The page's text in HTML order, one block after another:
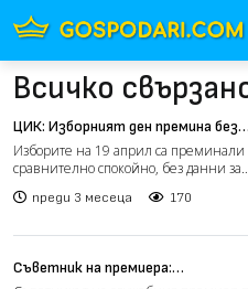
Всичко
ЦИК: Изборният ден премина без
съществени нарушения (видео)
Изборите на 19 април са преминали
сравнително спокойно, без данни за
преди 3 месеца 170
Съветник на премиера: